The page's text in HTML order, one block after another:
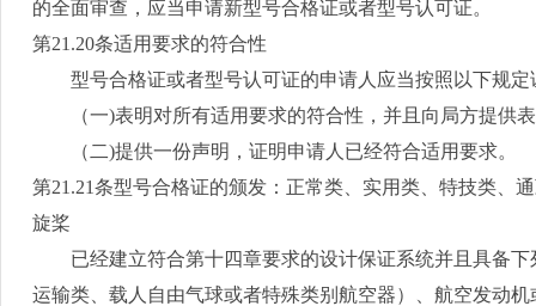
的全面审查，应当申请新型号合格证或者型号认可证。
第21.20条适用要求的符合性
型号合格证或者型号认可证的申请人应当按照以下规定
（一)表明对所有适用要求的符合性，并且向局方提供
（二)提供一份声明，证明申请人已经符合适用要求。
第21.21条型号合格证的颁发：正常类、实用类、特技类、
旋桨
已经建立符合第十四章要求的设计保证系统并且具备下
运输类、载人自由气球或者特殊类别航空器）、航空发动